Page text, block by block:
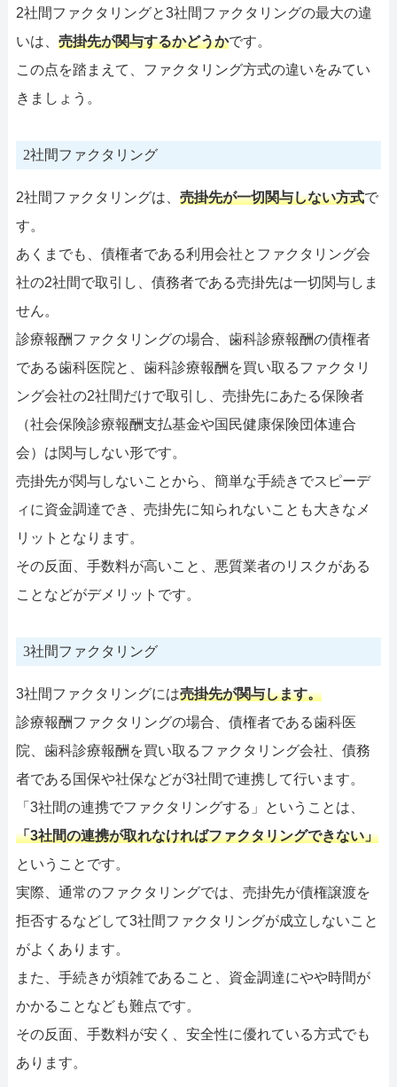
2社間ファクタリングと3社間ファクタリングの最大の違
いは、 売掛先が関与するかどうかです。
この点を踏まえて、ファクタリング方式の違いをみてい
きましょう。
2社間ファクタリング
2社間ファクタリングは、 売掛先が一切関与しない方式で
す。
あくまでも、債権者である利用会社とファクタリング会
社の2社間で取引し、債務者である売掛先は一切関与しま
せん。
診療報酬ファクタリングの場合、歯科診療報酬の債権者
である歯科医院と、歯科診療報酬を買い取るファクタリ
ング会社の2社間だけで取引し、売掛先にあたる保険者
（社会保険診療報酬支払基金や国民健康保険団体連合
会）は関与しない形です。
売掛先が関与しないことから、簡単な手続きでスピーデ
ィに資金調達でき、売掛先に知られないことも大きなメ
リットとなります。
その反面、手数料が高いこと、悪質業者のリスクがある
ことなどがデメリットです。
3社間ファクタリング
3社間ファクタリングには売掛先が関与します。
診療報酬ファクタリングの場合、債権者である歯科医
院、歯科診療報酬を買い取るファクタリング会社、債務
者である国保や社保などが3社間で連携して行います。
「3社間の連携でファクタリングする」ということは、
「3社間の連携が取れなければファクタリングできない」
ということです。
実際、通常のファクタリングでは、売掛先が債権譲渡を
拒否するなどして3社間ファクタリングが成立しないこと
がよくあります。
また、手続きが煩雑であること、資金調達にやや時間が
かかることなども難点です。
その反面、手数料が安く、安全性に優れている方式でも
あります。